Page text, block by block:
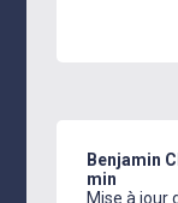
Benjamin
min
Mise à jour